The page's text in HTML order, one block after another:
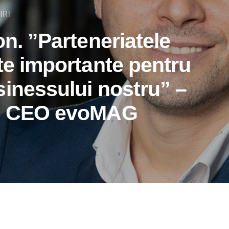
”Parteneriatele
importante pentru
nostru” –
evoMAG